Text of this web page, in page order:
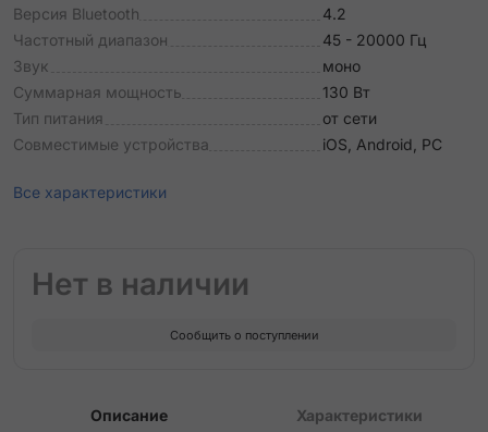
Версия Bluetooth
4.2
Частотный диапазон
45 - 20000 Гц
Звук
моно
Суммарная мощность
130 Вт
Тип питания
от сети
Совместимые устройства
iOS, Android, PC
Все характеристики
Нет в наличии
Сообщить о поступлении
Описание Характеристики